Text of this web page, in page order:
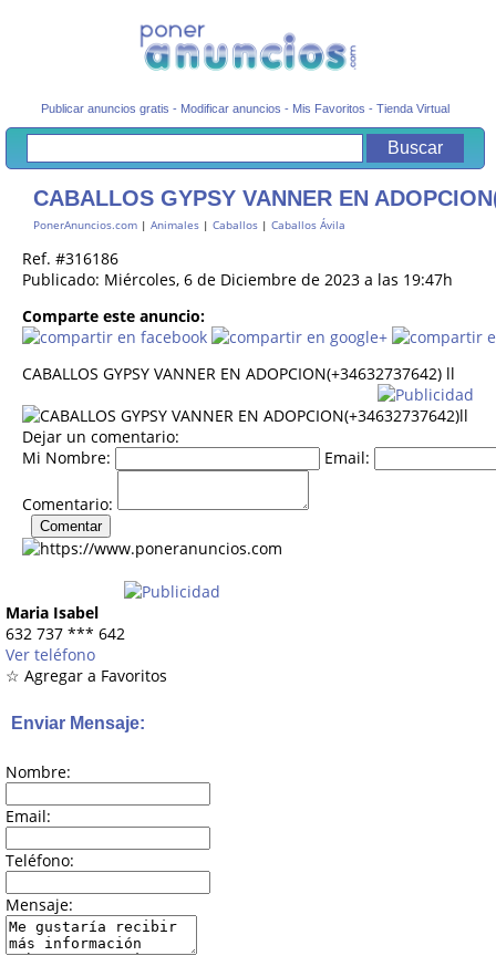
Publicar anuncios gratis - Modificar anuncios - Mis Favoritos -Tienda Virtual
CABALLOS GYPSY VANNER EN
PonerAnuncios.com | Animales | Caballos | Caballos Ávila
Ref. #316186
Publicado: Miércoles, 6 de Diciembre de 2023 a las 19:47h
Comparte este anuncio:
CABALLOS GYPSY VANNER EN ADOPCION(+34632737642) ll
Dejar un comentario:
Mi Nombre:
Email:
Comentario:
Maria Isabel
632 737 *** 642
Ver teléfono
☆ Agregar a Favoritos
Enviar Mensaje:
Nombre:
Email:
Teléfono:
Mensaje: